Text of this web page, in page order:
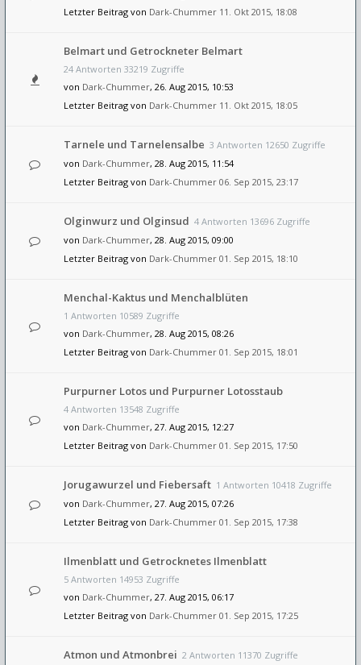
Letzter Beitrag von Dark-Chummer 11. Okt 2015, 18:08
Belmart und Getrockneter Belmart
24 Antworten 33219 Zugriffe
von Dark-Chummer, 26. Aug 2015, 10:53
Letzter Beitrag von Dark-Chummer 11. Okt 2015, 18:05
Tarnele und Tarnelensalbe 3 Antworten 12650 Zugriffe
von Dark-Chummer, 28. Aug 2015, 11:54
Letzter Beitrag von Dark-Chummer 06. Sep 2015, 23:17
Olginwurz und Olginsud 4 Antworten 13696 Zugriffe
von Dark-Chummer, 28. Aug 2015, 09:00
Letzter Beitrag von Dark-Chummer 01. Sep 2015, 18:10
Menchal-Kaktus und Menchalblüten
1 Antworten 10589 Zugriffe
von Dark-Chummer, 28. Aug 2015, 08:26
Letzter Beitrag von Dark-Chummer 01. Sep 2015, 18:01
Purpurner Lotos und Purpurner Lotosstaub
4 Antworten 13548 Zugriffe
von Dark-Chummer, 27. Aug 2015, 12:27
Letzter Beitrag von Dark-Chummer 01. Sep 2015, 17:50
Jorugawurzel und Fiebersaft 1 Antworten 10418 Zugriffe
von Dark-Chummer, 27. Aug 2015, 07:26
Letzter Beitrag von Dark-Chummer 01. Sep 2015, 17:38
Ilmenblatt und Getrocknetes Ilmenblatt
5 Antworten 14953 Zugriffe
von Dark-Chummer, 27. Aug 2015, 06:17
Letzter Beitrag von Dark-Chummer 01. Sep 2015, 17:25
Atmon und Atmonbrei 2 Antworten 11370 Zugriffe